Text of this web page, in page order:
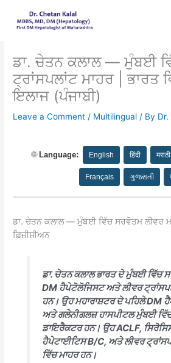
ਡਾ. ਚੇਤਨ ਕਲਾਲ — ਮੁੰਬਈ
ਟ੍ਰਾਂਸਪਲਾਂਟ ਮਾਹਰ | ਭਾਰਤ
ਇਲਾਜ (ਪੰਜਾਬੀ)
Leave a Comment / Multilingual / By
🌐 Language: English हिंदी मराठी
Français ગુજરાતી
ਡਾ. ਚੇਤਨ ਕਲਾਲ — ਮੁੰਬਈ ਵਿੱਚ ਸਰਵੋਤਮ ਲੀਵਰ
ਫ਼ਿਜ਼ੀਸ਼ੀਅਨ
ਡਾ. ਚੇਤਨ ਕਲਾਲ ਭਾਰਤ ਦੇ ਮੁੰਬਈ ਵਿੱਚ
DM ਹੈਪੇਟੋਲੋਜਿਸਟ ਅਤੇ ਲੀਵਰ
ਹਨ। ਉਹ ਮਹਾਰਾਸ਼ਟਰ ਦੇ ਪਹਿਲੇ DM
ਅਤੇ ਗਲੇਨੀਗਲਜ਼ ਹਾਸਪੀਟਲ ਮੁੰਬਈ
ਡਾਇਰੈਕਟਰ ਹਨ। ਉਹ ACLF,
ਹੈਪੇਟਾਈਟਿਸ B/C, ਅਤੇ ਲੀਵਰ
ਵਿੱਚ ਮਾਹਰ ਹਨ।